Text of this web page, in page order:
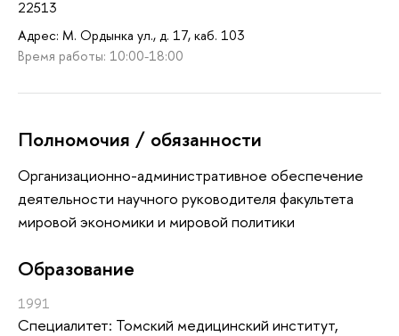
22513
Адрес: М. Ордынка ул., д. 17, каб. 103
Время работы: 10:00-18:00
Полномочия / обязанности
Организационно-административное обеспечение
деятельности научного руководителя факультета
мировой экономики и мировой политики
Oбразование
1991
Специалитет: Томский медицинский институт,